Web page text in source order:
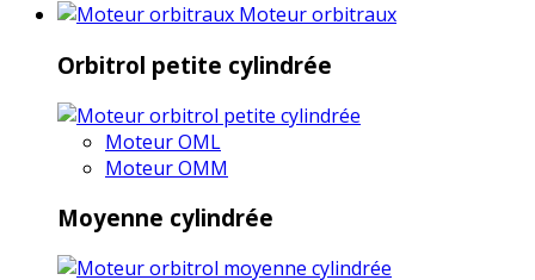
Moteur orbitraux
Orbitrol petite cylindrée
Moteur OML
Moteur OMM
Moyenne cylindrée